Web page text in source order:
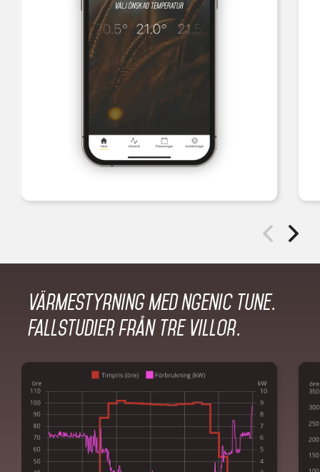
Värmestyrning med Ngenic Tune.
Fallstudier från tre villor.